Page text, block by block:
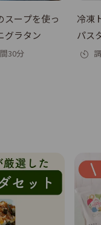
スープを使っ
グラタン
30分
冷凍
パス